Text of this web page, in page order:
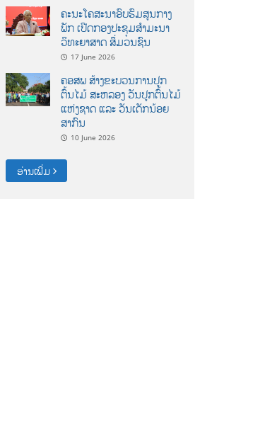
ຄະນະໂຄສະນາອົບຮົມສູນກາງ
ພັກ ເປີດກອງປະຊຸມສຳມະນາ
ວິທະຍາສາດ ສຶ່ມວນຊົນ
17 June 2026
ຄອສພ ສ້າງຂະບວນການປູກ
ຕົ້ນໄມ້ ສະຫລອງ ວັນປູກຕົ້ນໄມ້
ແຫ່ງຊາດ ແລະ ວັນເດັກນ້ອຍ
ສາກົນ
10 June 2026
ອ່ານເພີ່ມ